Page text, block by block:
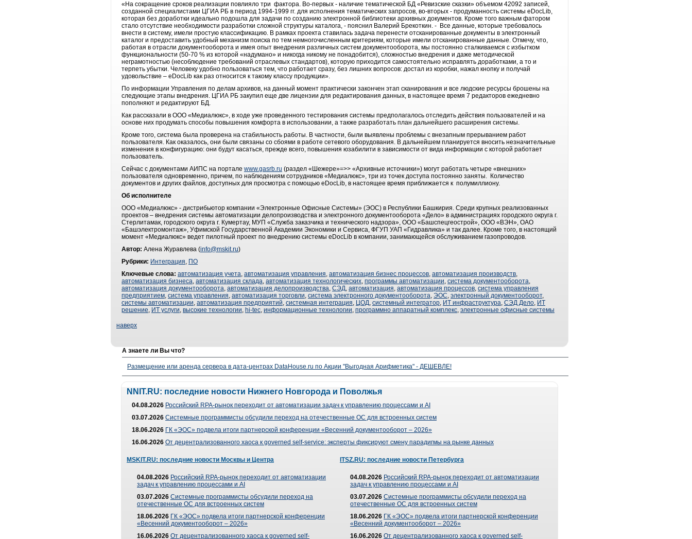
«На сокращение сроков реализации повлияло три фактора. Во-первых - наличие тематической БД «Ревизские сказки» объемом 42092 записей,
созданной специалистами ЦГИА РБ в период 1994-1999 гг. для исполнения тематических запросов, во-вторых - продуманность системы eDocLib,
которая без доработки идеально подошла для задачи по созданию электронной библиотеки архивных документов. Кроме того важным фатором
стало отсутствие необходимости разработки сложной структуры каталога, - пояснил Валерий Брекоткин. - Все данные, которые требовалось
внести в систему, имели простую классификацию. В рамках проекта ставилась задача перенести отсканированные документы в электронный
каталог и предоставить удобный механизм поиска по тем немногочисленным критериям, которые имели отсканированные данные. Отмечу, что,
работая в отрасли документооборота и имея опыт внедрения различных систем документооборота, мы постоянно сталкиваемся с избытком
функциональности (50-70 % из которой «надумано» и никогда никому не понадобится), сложностью внедрения и даже методической
неграмотностью (несоблюдение требований отраслевых стандартов), которую приходится самостоятельно исправлять доработками, а то и
терпеть убытки. Человеку удобно пользоваться тем, что работает сразу, без лишних вопросов: достал из коробки, нажал кнопку и получай
удовольствие – eDocLib как раз относится к такому классу продукции».
По информации Управления по делам архивов, на данный момент практически закончен этап сканирования и все людские ресурсы брошены на
следующие этапы внедрения. ЦГИА РБ закупил еще две лицензии для редактирования данных, в настоящее время 7 редакторов ежедневно
пополняют и редактируют БД.
Как рассказали в ООО «Медиалюкс», в ходе уже проведенного тестирования системы предполагалось отследить действия пользователей и на
основе них продумать способы повышения комфорта в использовании, а также разработать план дальнейшего расширения системы.
Кроме того, система была проверена на стабильность работы. В частности, были выявлены проблемы с внезапным прерыванием работ
пользователя. Как оказалось, они были связаны со сбоями в работе сетевого оборудования. В дальнейшем планируется вносить незначительные
изменения в конфигурацию: они будут касаться, прежде всего, повышения юзабилити в зависимости от вида информации с которой работает
пользователь.
Сейчас с документами АИПС на портале www.gasrb.ru (раздел «Шежере»=>> «Архивные источники») могут работать четыре «внешних»
пользователя одновременно, причем, по наблюдениям сотрудников «Медиалюкс», три из точек доступа постоянно заняты. Количество
документов и других файлов, доступных для просмотра с помощью eDocLib, в настоящее время приближается к полумиллиону.
Об исполнителе
ООО «Медиалюкс» - дистрибьютор компании «Электронные Офисные Системы» (ЭОС) в Республики Башкирия. Среди крупных реализованных
проектов – внедрения системы автоматизации делопроизводства и электронного документооборота «Дело» в администрациях городского округа г.
Стерлитамак, городского округа г. Кумертау, МУП «Служба заказчика и технического надзора», ООО «Башспецгеострой», ООО «ВЭН», ОАО
«Башэлектромонтаж», Уфимской Государственной Академии Экономики и Сервиса, ФГУП УАП «Гидравлика» и так далее. Кроме того, в настоящий
момент «Медиалюкс» ведет пилотный проект по внедрению системы eDocLib в компании, занимающейся обслуживанием газопроводов.
Автор: Алена Журавлева (info@mskit.ru)
Рубрики: Интеграция, ПО
Ключевые слова: автоматизация учета, автоматизация управления, автоматизация бизнес процессов, автоматизация производств,
автоматизация бизнеса, автоматизация склада, автоматизация технологических, программы автоматизации, система документооборота,
автоматизация документооборота, автоматизация делопроизводства, СЭД, автоматизация, автоматизация процессов, система управления
предприятием, система управления, автоматизация торговли, система электронного документооборота, ЭОС, электронный документооборот,
системы автоматизации, автоматизация предприятий, системная интеграция, ЦОД, системный интегратор, ИТ инфраструктура, СЭД Дело, ИТ
решение, ИТ услуги, высокие технологии, hi-tec, информационные технологии, программно аппаратный комплекс, электронные офисные системы
наверх
А знаете ли Вы что?
Размещение или аренда сервера в дата-центрах DataHouse.ru по Акции "Выгодная Арифметика" - ДЕШЕВЛЕ!
NNIT.RU: последние новости Нижнего Новгорода и Поволжья
04.08.2026 Российский RPA-рынок переходит от автоматизации задач к управлению процессами и AI
03.07.2026 Системные программисты обсудили переход на отечественные ОС для встроенных систем
18.06.2026 ГК «ЭОС» подвела итоги партнерской конференции «Весенний документооборот – 2026»
16.06.2026 От децентрализованного хаоса к governed self-service: эксперты фиксируют смену парадигмы на рынке данных
MSKIT.RU: последние новости Москвы и Центра
04.08.2026 Российский RPA-рынок переходит от автоматизации
задач к управлению процессами и AI
03.07.2026 Системные программисты обсудили переход на
отечественные ОС для встроенных систем
18.06.2026 ГК «ЭОС» подвела итоги партнерской конференции
«Весенний документооборот – 2026»
16.06.2026 От децентрализованного хаоса к governed self-
ITSZ.RU: последние новости Петербурга
04.08.2026 Российский RPA-рынок переходит от автоматизации
задач к управлению процессами и AI
03.07.2026 Системные программисты обсудили переход на
отечественные ОС для встроенных систем
18.06.2026 ГК «ЭОС» подвела итоги партнерской конференции
«Весенний документооборот – 2026»
16.06.2026 От децентрализованного хаоса к governed self-